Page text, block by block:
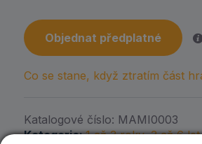
Objednat předplatné
Co se stane, když ztratím část
Katalogové číslo: MAMI0003
Kategorie:1 až 3 roky,3 až 6 let